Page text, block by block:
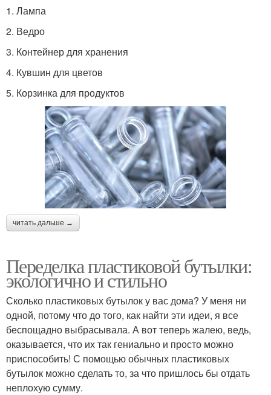
1. Лампа
2. Ведро
3. Контейнер для хранения
4. Кувшин для цветов
5. Корзинка для продуктов
читать дальше →
Переделка пластиковой бутылки:
экологично и стильно
Сколько пластиковых бутылок у вас дома? У меня ни
одной, потому что до того, как найти эти идеи, я все
беспощадно выбрасывала. А вот теперь жалею, ведь,
оказывается, что их так гениально и просто можно
приспособить! С помощью обычных пластиковых
бутылок можно сделать то, за что пришлось бы отдать
неплохую сумму.